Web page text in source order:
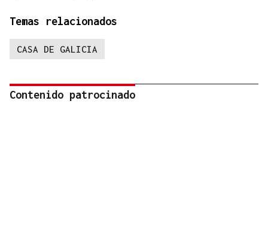
Temas relacionados
CASA DE GALICIA
Contenido patrocinado